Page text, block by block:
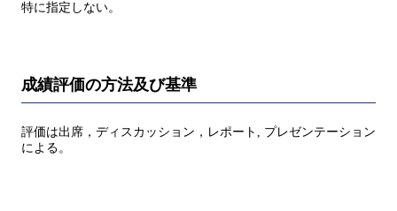
特に指定しない。
成績評価の方法及び基準
評価は出席，ディスカッション，レポート, プレゼンテーション
による。